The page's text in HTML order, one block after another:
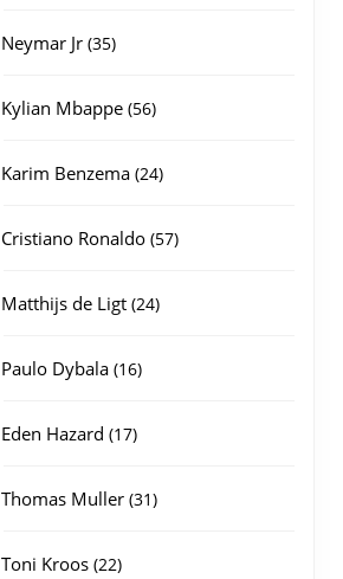
Neymar Jr 3535
Kylian Mbappe 5656
Karim Benzema 2424
Cristiano Ronaldo 5757
Matthijs de Ligt 2424
Paulo Dybala 1616
Eden Hazard 1717
Thomas Muller 3131
Toni Kroos 2222